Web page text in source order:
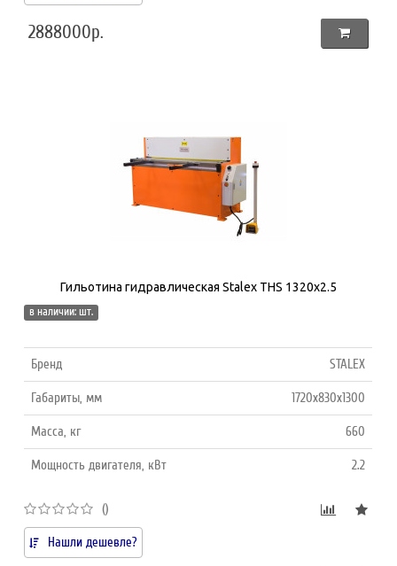
2888000р.
Гильотина гидравлическая Stalex THS 1320х2.5
в наличии: шт.
Бренд STALEX
Габариты, мм 1720x830x1300
Масса, кг 660
Мощность двигателя, кВт 2.2
()
Нашли дешевле?